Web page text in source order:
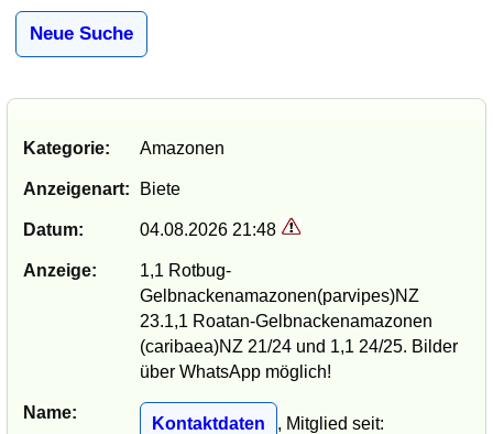
Neue Suche
Kategorie: Amazonen
Anzeigenart: Biete
Datum: 04.08.2026 21:48
Anzeige:
1,1 Rotbug-
Gelbnackenamazonen(parvipes)NZ
23.1,1 Roatan-Gelbnackenamazonen
(caribaea)NZ 21/24 und 1,1 24/25. Bilder
über WhatsApp möglich!
Name:
Kontaktdaten
, Mitglied seit: